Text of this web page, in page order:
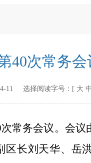
40次常务会
11 选择阅读字号：[ 大 中
次常务会议。会议
长刘天华、 岳